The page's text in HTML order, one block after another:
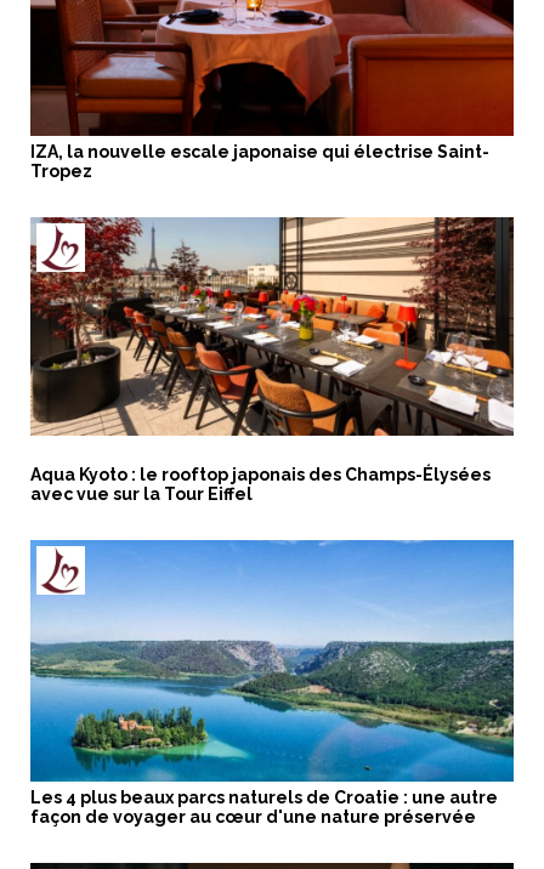
IZA, la nouvelle escale japonaise qui électrise Saint-
Tropez
Aqua Kyoto : le rooftop japonais des Champs-Élysées
avec vue sur la Tour Eiffel
Les 4 plus beaux parcs naturels de Croatie : une autre
façon de voyager au cœur d'une nature préservée